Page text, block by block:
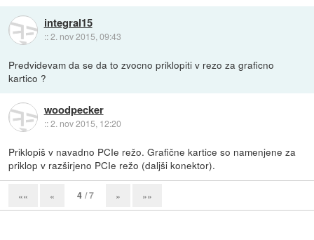
integral15
::2. nov 2015, 09:43
Predvidevam da se da to zvocno priklopiti v rezo za graficno
kartico ?
woodpecker
::2. nov 2015, 12:20
Priklopiš v navadno PCIe režo. Grafične kartice so namenjene za
priklop v razširjeno PCIe režo (daljši konektor).
«« « 4 / 7 » »»